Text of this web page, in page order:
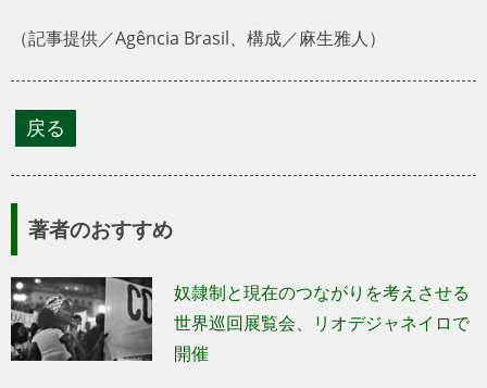
（記事提供／Agência Brasil、構成／麻生雅人）
著者のおすすめ
奴隷制と現在のつながりを考えさせる
世界巡回展覧会、リオデジャネイロで
開催